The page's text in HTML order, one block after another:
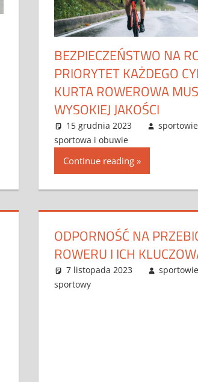
BEZPIECZEŃSTWO NA
PRIORYTET KAŻDEGO
KURTA ROWEROWA
WYSOKIEJ JAKOŚCI
15 grudnia 2023
sportowa i obuwie
Continue reading
ODPORNOŚĆ NA
ROWERU I ICH
7 listopada 2023
sportowy